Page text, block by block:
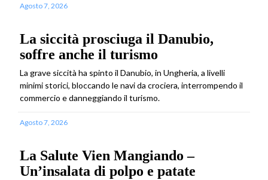
Agosto 7, 2026
La siccità prosciuga il Danubio,
soffre anche il turismo
La grave siccità ha spinto il Danubio, in Ungheria, a livelli
minimi storici, bloccando le navi da crociera, interrompendo il
commercio e danneggiando il turismo.
Agosto 7, 2026
La Salute Vien Mangiando –
Un’insalata di polpo e patate